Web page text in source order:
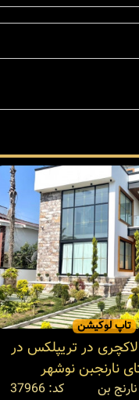
تاپ لوکیشن
لاکچری در تریپلکس در
نارنجبن نوشهر
بن
کد: 37966